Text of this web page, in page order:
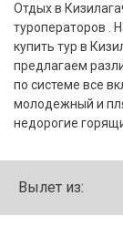
Отдых в
туроператоров .
купить тур в
предлагаем
по системе все
молодежный и
недорогие
Вылет из:
Занзибар
Абхазия
Большой Сочи
Кав Мин Воды